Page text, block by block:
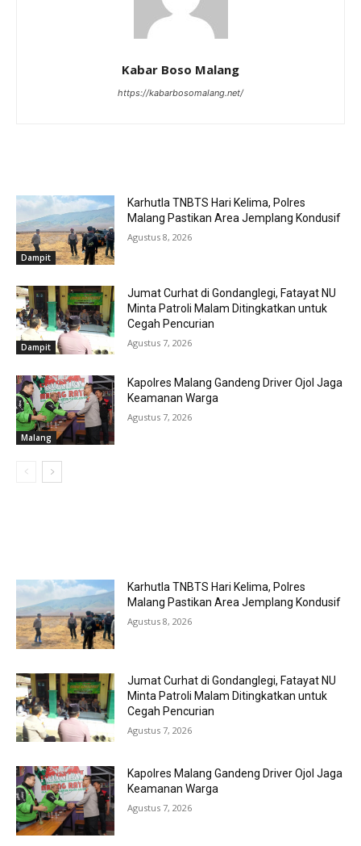
Kabar Boso Malang
https://kabarbosomalang.net/
Dampit
Karhutla TNBTS Hari Kelima, Polres
Malang Pastikan Area Jemplang Kondusif
Agustus 8, 2026
Dampit
Jumat Curhat di Gondanglegi, Fatayat NU
Minta Patroli Malam Ditingkatkan untuk
Cegah Pencurian
Agustus 7, 2026
Malang
Kapolres Malang Gandeng Driver Ojol Jaga
Keamanan Warga
Agustus 7, 2026
Karhutla TNBTS Hari Kelima, Polres
Malang Pastikan Area Jemplang Kondusif
Agustus 8, 2026
Jumat Curhat di Gondanglegi, Fatayat NU
Minta Patroli Malam Ditingkatkan untuk
Cegah Pencurian
Agustus 7, 2026
Kapolres Malang Gandeng Driver Ojol Jaga
Keamanan Warga
Agustus 7, 2026